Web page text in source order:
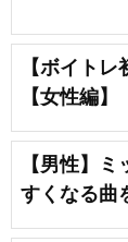
【ボイト
【女性編】
【男性】
すくなる曲